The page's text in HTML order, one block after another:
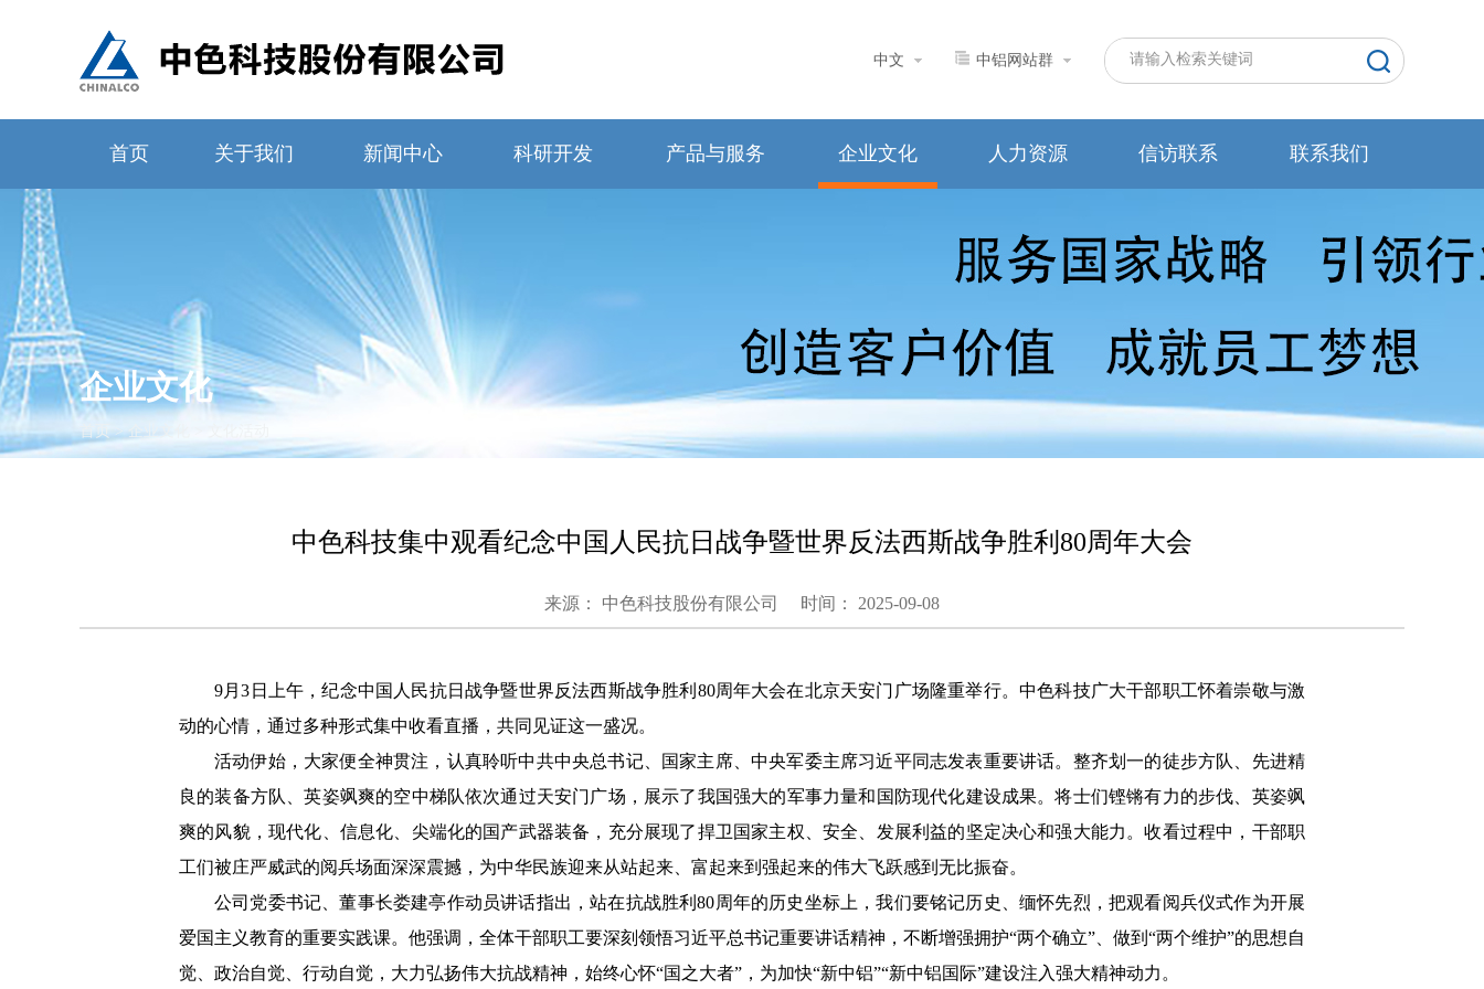
中铝网站群
中文
首页 关于我们 新闻中心 科研开发 产品与服务 企业文化 人力资源 信访联系 联系我们
企业文化
首页>企业文化
中色科技集中观看纪念中国人民抗日战争暨世界反法西斯战争胜利80周年大会
来源： 中色科技股份有限公司 时间： 2025-09-08
9月3日上午，纪念中国人民抗日战争暨世界反法西斯战争胜利80周年大会在北京天安门广场隆重举行。中色科技广大干部职工怀着崇敬与激
动的心情，通过多种形式集中收看直播，共同见证这一盛况。
活动伊始，大家便全神贯注，认真聆听中共中央总书记、国家主席、中央军委主席习近平同志发表重要讲话。整齐划一的徒步方队、先进精
良的装备方队、英姿飒爽的空中梯队依次通过天安门广场，展示了我国强大的军事力量和国防现代化建设成果。将士们铿锵有力的步伐、英姿飒
爽的风貌，现代化、信息化、尖端化的国产武器装备，充分展现了捍卫国家主权、安全、发展利益的坚定决心和强大能力。收看过程中，干部职
工们被庄严威武的阅兵场面深深震撼，为中华民族迎来从站起来、富起来到强起来的伟大飞跃感到无比振奋。
公司党委书记、董事长娄建亭作动员讲话指出，站在抗战胜利80周年的历史坐标上，我们要铭记历史、缅怀先烈，把观看阅兵仪式作为开展
爱国主义教育的重要实践课。他强调，全体干部职工要深刻领悟习近平总书记重要讲话精神，不断增强拥护“两个确立”、做到“两个维护”的思想自
觉、政治自觉、行动自觉，大力弘扬伟大抗战精神，始终心怀“国之大者”，为加快“新中铝”“新中铝国际”建设注入强大精神动力。